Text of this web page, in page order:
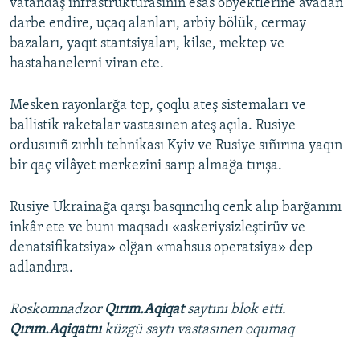
vatandaş infrastrukturasınıñ esas obyektlerine avadan
darbe endire, uçaq alanları, arbiy bölük, cermay
bazaları, yaqıt stantsiyaları, kilse, mektep ve
hastahanelerni viran ete.
Mesken rayonlarğa top, çoqlu ateş sistemaları ve
ballistik raketalar vastasınen ateş açıla. Rusiye
ordusınıñ zırhlı tehnikası Kyiv ve Rusiye sıñırına yaqın
bir qaç vilâyet merkezini sarıp almağa tırışa.
Rusiye Ukrainağa qarşı basqıncılıq cenk alıp barğanını
inkâr ete ve bunı maqsadı «askeriysizleştirüv ve
denatsifikatsiya» olğan «mahsus operatsiya» dep
adlandıra.
Roskomnadzor Qırım.Aqiqatsaytını blok etti.
Qırım.Aqiqatnıküzgü saytı vastasınen oqumaq